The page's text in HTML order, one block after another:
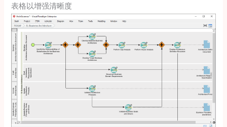
表格以增强清晰度